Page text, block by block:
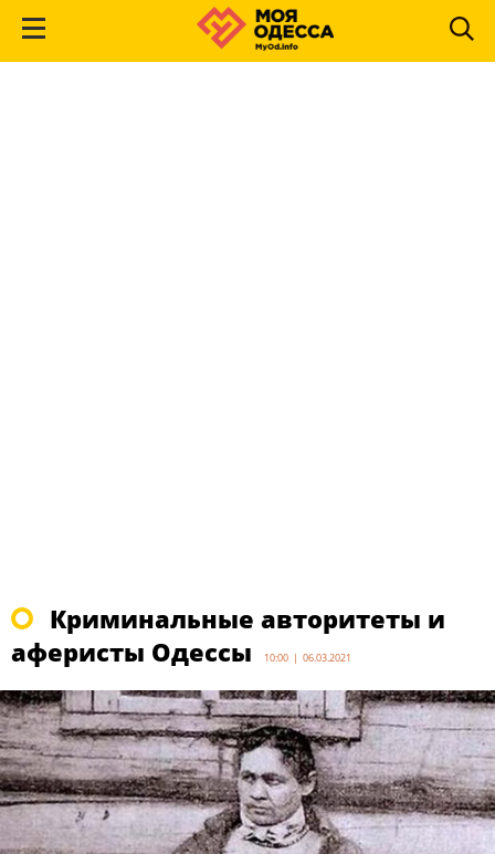
Криминальные авторитеты и
аферисты Одессы
10:00 | 06.03.2021